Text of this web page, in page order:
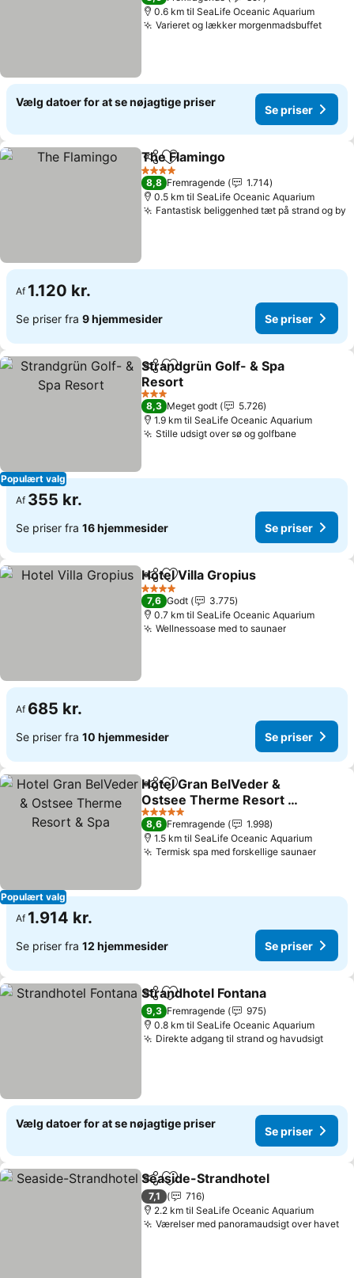
0.6 km til SeaLife Oceanic Aquarium
Varieret og lækker morgenmadsbuffetSe
Vælg datoer for at se nøjagtige priser
Se priser
Del Føj til favoritter
The Flamingo
4 Stjerner
8,8 Fremragende
1.714
0.5 km til SeaLife Oceanic Aquarium
Fantastisk beliggenhed tæt på strand og by
Af 1.120 kr.
Se priser fra 9 hjemmesider Se priser
Populært valg
Del Føj til favoritter
Strandgrün Golf- & Spa
Resort
Se priser
3 Stjerner
8,3 Meget godt
5.726
1.9 km til SeaLife Oceanic Aquarium
Stille udsigt over sø og golfbaneSe priser
Af 355 kr.
Se priser fra 16 hjemmesider Se priser
Del Føj til favoritter
Hotel Villa Gropius
4 Stjerner
7,6 Godt
3.775
0.7 km til SeaLife Oceanic Aquarium
Wellnessoase med to saunaerSe priser
Af 685 kr.
Se priser fra 10 hjemmesider Se priser
Populært valg
Del Føj til favoritter
Hotel Gran BelVeder &
Ostsee Therme Resort &
Spa
Se priser
5 Stjerner
8,6 Fremragende
1.998
1.5 km til SeaLife Oceanic Aquarium
Termisk spa med forskellige saunaerSe
Af 1.914 kr.
Se priser fra 12 hjemmesider Se priser
Del Føj til favoritter
Strandhotel Fontana
9,3 Fremragende
975
0.8 km til SeaLife Oceanic Aquarium
Direkte adgang til strand og havudsigtSe
Vælg datoer for at se nøjagtige priser
Se priser
Del Føj til favoritter
Seaside-Strandhotel
7,1
716
2.2 km til SeaLife Oceanic Aquarium
Værelser med panoramaudsigt over havet